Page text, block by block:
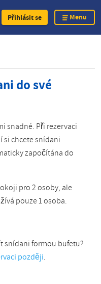
Přihlásit se Menu
do své
snadné. Při rezervaci
si chcete snídani
započítána do
pro 2 osoby, ale
pouze 1 osoba.
snídani formou bufetu?
později.